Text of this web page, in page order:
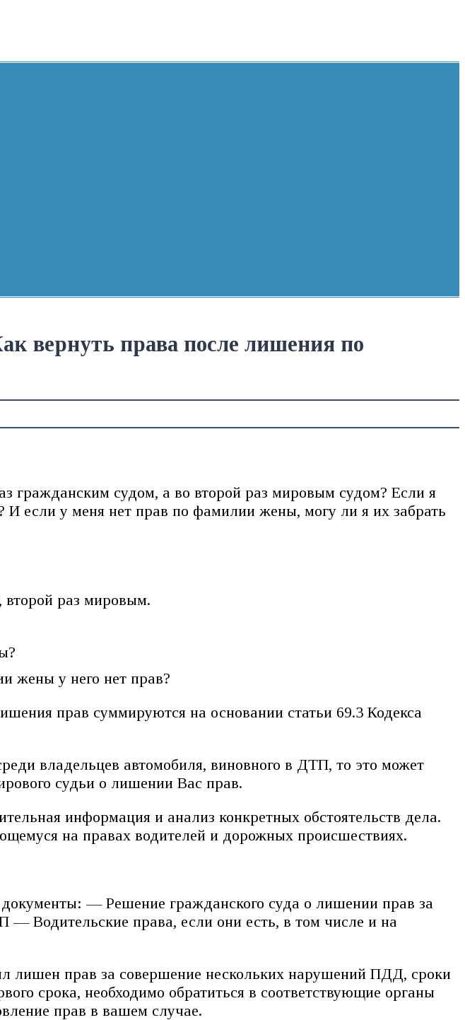
вернуть права после лишения по
гражданским судом, а во второй раз мировым судом? Если я
если у меня нет прав по фамилии жены, могу ли я их забрать
раз мировым.
жены у него нет прав?
прав суммируются на основании статьи 69.3 Кодекса
владельцев автомобиля, виновного в ДТП, то это может
судьи о лишении Вас прав.
информация и анализ конкретных обстоятельств дела.
на правах водителей и дорожных происшествиях.
— Решение гражданского суда о лишении прав за
Водительские права, если они есть, в том числе и на
лишен прав за совершение нескольких нарушений ПДД, сроки
срока, необходимо обратиться в соответствующие органы
прав в вашем случае.